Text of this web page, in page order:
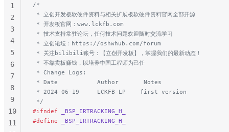
114
115
116
117
118
119
120
121
122
123
124
/*
* 立创开发板软硬件资料与相关扩展板软硬件资料官网全部开源
* 开发板官网：www.lckfb.com
* 技术支持常驻论坛，任何技术问题欢迎随时交流学习
* 立创论坛：https://oshwhub.com/forum
* 关注bilibili账号：【立创开发板】，掌握我们的最新动态！
* 不靠卖板赚钱，以培养中国工程师为己任
* Change Logs:
* Date           Author       Notes
* 2024-06-19     LCKFB-LP    first version
*/
#ifndef _BSP_IRTRACKING_H_
#define _BSP_IRTRACKING_H_
1
2
3
4
5
6
7
8
9
10
11